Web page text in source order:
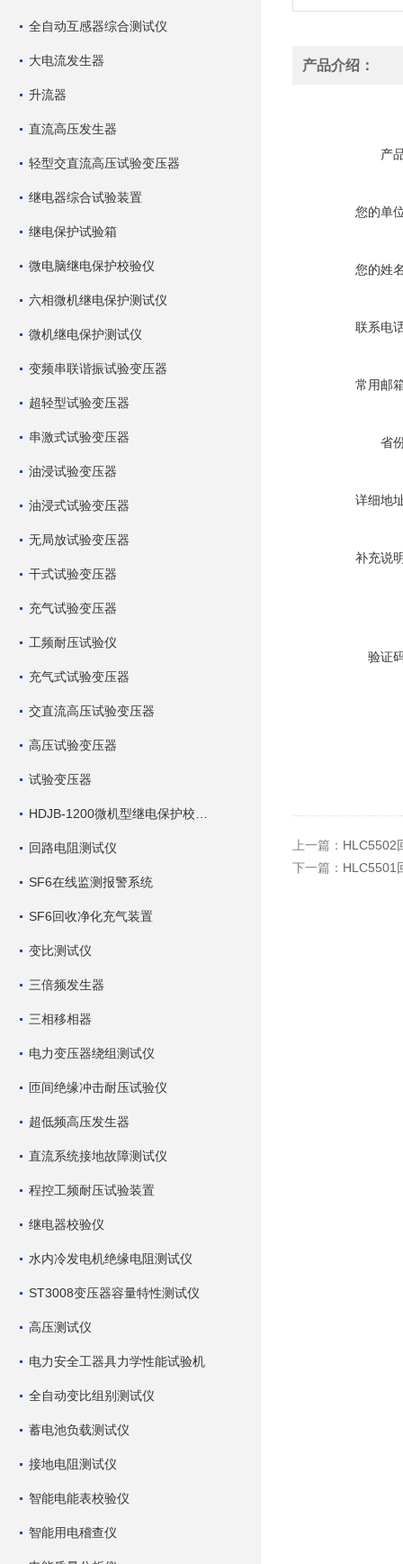
全自动互感器综合测试仪
大电流发生器
升流器
直流高压发生器
轻型交直流高压试验变压器
继电器综合试验装置
继电保护试验箱
微电脑继电保护校验仪
六相微机继电保护测试仪
微机继电保护测试仪
变频串联谐振试验变压器
超轻型试验变压器
串激式试验变压器
油浸试验变压器
油浸式试验变压器
无局放试验变压器
干式试验变压器
充气试验变压器
工频耐压试验仪
充气式试验变压器
交直流高压试验变压器
高压试验变压器
试验变压器
回路电阻测试仪
SF6在线监测报警系统
SF6回收净化充气装置
变比测试仪
三倍频发生器
三相移相器
电力变压器绕组测试仪
匝间绝缘冲击耐压试验仪
超低频高压发生器
直流系统接地故障测试仪
程控工频耐压试验装置
继电器校验仪
水内冷发电机绝缘电阻测试仪
ST3008变压器容量特性测试仪
高压测试仪
电力安全工器具力学性能试验机
全自动变比组别测试仪
蓄电池负载测试仪
接地电阻测试仪
智能电能表校验仪
智能用电稽查仪
产品介绍：
产
您的单
您的姓
联系电
常用邮
省
详细地
补充说
验证
上一篇： HLC5502
下一篇： HLC5501